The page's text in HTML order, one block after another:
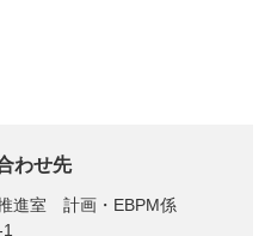
わせ先
進室 計画・EBPM係